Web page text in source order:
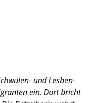
und Lesben-
ein. Dort bricht